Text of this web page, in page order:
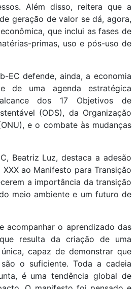
Além disso, reitera que a
geração de valor se dá, agora,
que inclui as fases de
primas, uso e pós-uso de
EC defende, ainda, a economia
de uma agenda estratégica
dos 17 Objetivos de
(ODS), da Organização
e o combate às mudanças
Beatriz Luz, destaca a adesão
ao Manifesto para Transição
a importância da transição
meio ambiente e um futuro de
acompanhar o aprendizado das
que resulta da criação de uma
capaz de demonstrar que
o suficiente. Toda a cadeia
é uma tendência global de